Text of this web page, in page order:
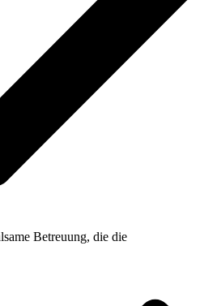
Betreuung, die die